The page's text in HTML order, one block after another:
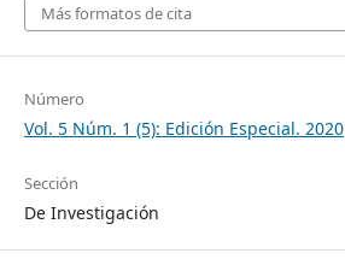
Más formatos de cita
Número
Vol. 5 Núm. 1 (5): Edición Especial. 2020
Sección
De Investigación